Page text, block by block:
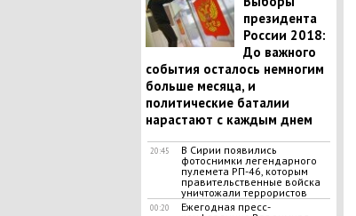
президента
России 2018:
До важного
события осталось немногим
больше месяца, и
политические баталии
нарастают с каждым днем
20:45
В Сирии появились
фотоснимки легендарного
пулемета РП-46, которым
правительственные войска
уничтожали террористов
00:20
Ежегодная пресс-